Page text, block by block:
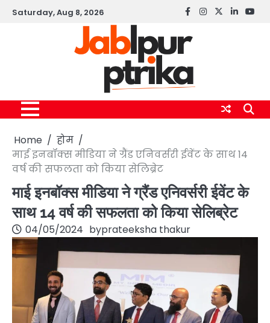
SkipSaturday, Aug 8, 2026 Facebook
instagram
twitterlinkedin
Home
होम
माई इनबॉक्स मीडिया ने ग्रैंड एनिवर्सरी ईवेंट के साथ 14
वर्ष की सफलता को किया सेलिब्रेट
माई इनबॉक्स मीडिया ने ग्रैंड एनिवर्सरी ईवेंट के
साथ 14 वर्ष की सफलता को किया सेलिब्रेट
04/05/2024 byprateeksha thakur